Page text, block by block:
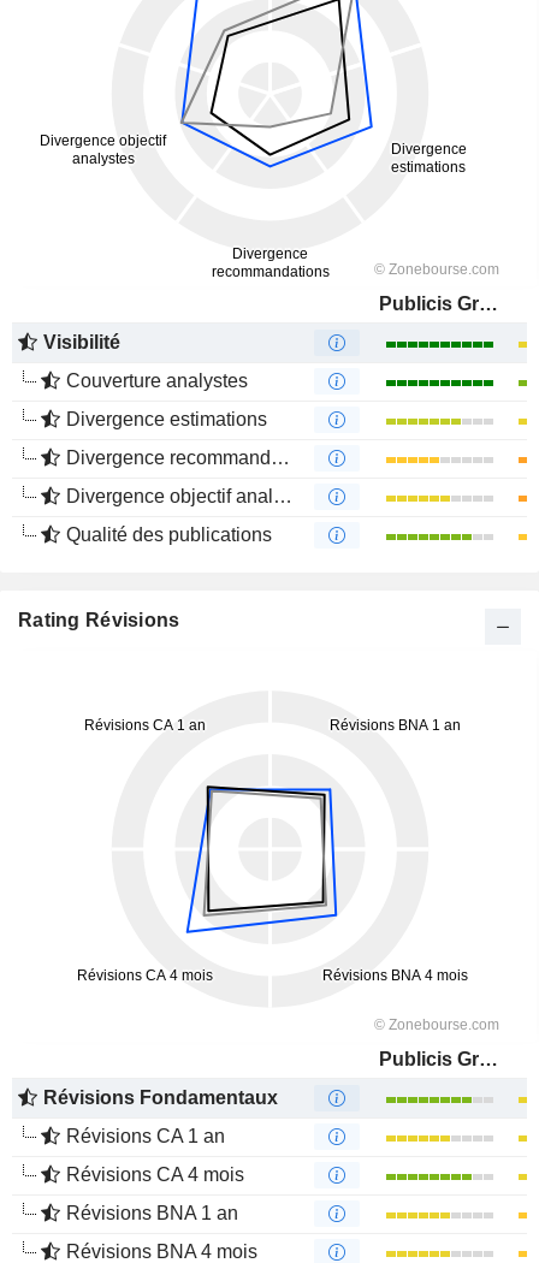
Publicis Groupe S.A.
Visibilité
Couverture analystes
Divergence estimations
Divergence recommandations analystes
Divergence objectif analystes
Qualité des publications
Rating Révisions
Publicis Groupe S.A.
Révisions Fondamentaux
Révisions CA 1 an
Révisions CA 4 mois
Révisions BNA 1 an
Révisions BNA 4 mois